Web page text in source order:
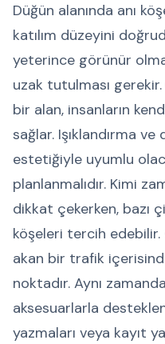
Düğün alanında anı
katılım düzeyini
yeterince görünür
uzak tutulması
bir alan, insanların
sağlar. Işıklandırma
estetiğiyle uyumlu
planlanmalıdır. Kimi
dikkat çekerken, bazı
köşeleri tercih
akan bir trafik
noktadır. Aynı
aksesuarlarla
yazmaları veya kayıt